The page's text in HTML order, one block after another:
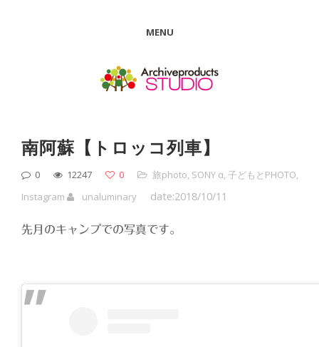
MENU
南阿蘇【トロッコ列車】
0 12247 0 旅photo, SONY α,子どもとPHOTO,
Instagram
unaluminary date:2018/10/11
先月のキャンプでの写真です。